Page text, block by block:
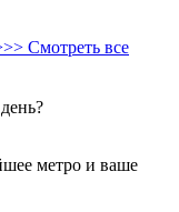
Смотреть все
метро и ваше